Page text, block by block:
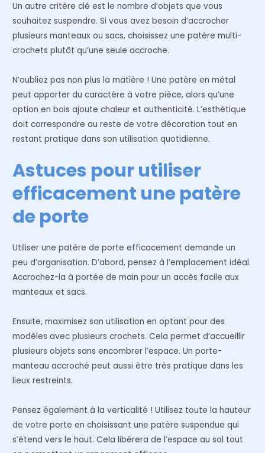
Un autre critère clé est le nombre d’objets que vous
souhaitez suspendre. Si vous avez besoin d’accrocher
plusieurs manteaux ou sacs, choisissez une patère multi-
crochets plutôt qu’une seule accroche.
N’oubliez pas non plus la matière ! Une patère en métal
peut apporter du caractère à votre pièce, alors qu’une
option en bois ajoute chaleur et authenticité. L’esthétique
doit correspondre au reste de votre décoration tout en
restant pratique dans son utilisation quotidienne.
Astuces pour utiliser
efficacement une patère
de porte
Utiliser une patère de porte efficacement demande un
peu d’organisation. D’abord, pensez à l’emplacement idéal.
Accrochez-la à portée de main pour un accès facile aux
manteaux et sacs.
Ensuite, maximisez son utilisation en optant pour des
modèles avec plusieurs crochets. Cela permet d’accueillir
plusieurs objets sans encombrer l’espace. Un porte-
manteau accroché peut aussi être très pratique dans les
lieux restreints.
Pensez également à la verticalité ! Utilisez toute la hauteur
de votre porte en choisissant une patère suspendue qui
s’étend vers le haut. Cela libérera de l’espace au sol tout